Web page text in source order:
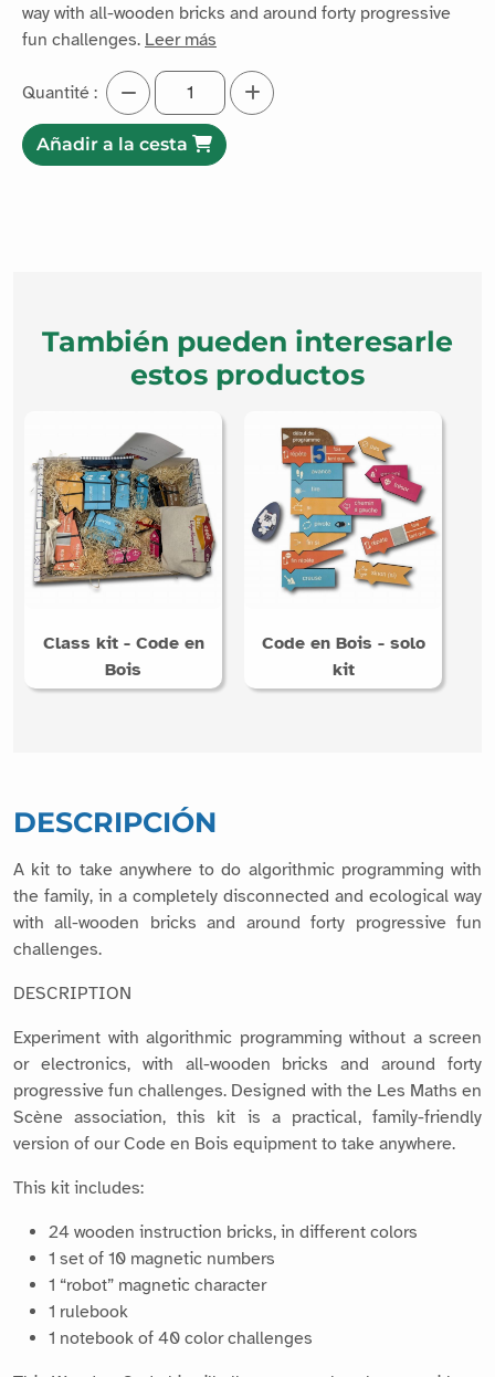
way with all-wooden bricks and around forty progressive
fun challenges. Leer más
Quantité :
Añadir a la cesta
También pueden interesarle
estos productos
Class kit - Code en
Bois
Code en Bois - solo
kit
DESCRIPCIÓN
A kit to take anywhere to do algorithmic programming with
the family, in a completely disconnected and ecological way
with all-wooden bricks and around forty progressive fun
challenges.
DESCRIPTION
Experiment with algorithmic programming without a screen
or electronics, with all-wooden bricks and around forty
progressive fun challenges. Designed with the Les Maths en
Scène association, this kit is a practical, family-friendly
version of our Code en Bois equipment to take anywhere.
This kit includes:
24 wooden instruction bricks, in different colors
1 set of 10 magnetic numbers
1 “robot” magnetic character
1 rulebook
1 notebook of 40 color challenges